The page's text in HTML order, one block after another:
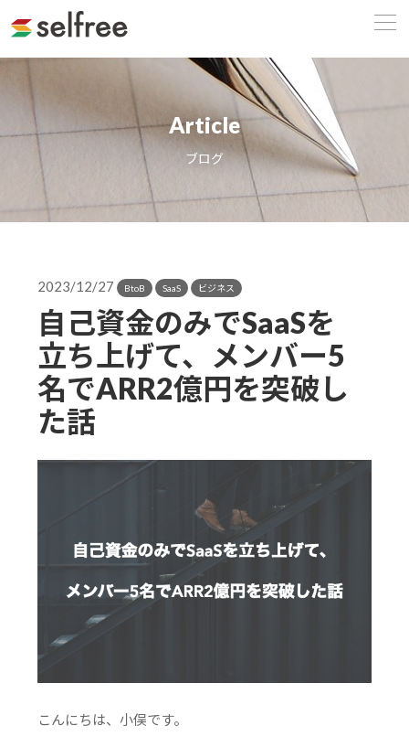
Article
ブログ
2023/12/27 BtoB SaaS ビジネス
自己資金のみでSaaSを
立ち上げて、メンバー5
名でARR2億円を突破し
た話
こんにちは、小俣です。